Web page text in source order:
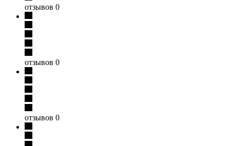
отзывов 0
отзывов 0
отзывов 0